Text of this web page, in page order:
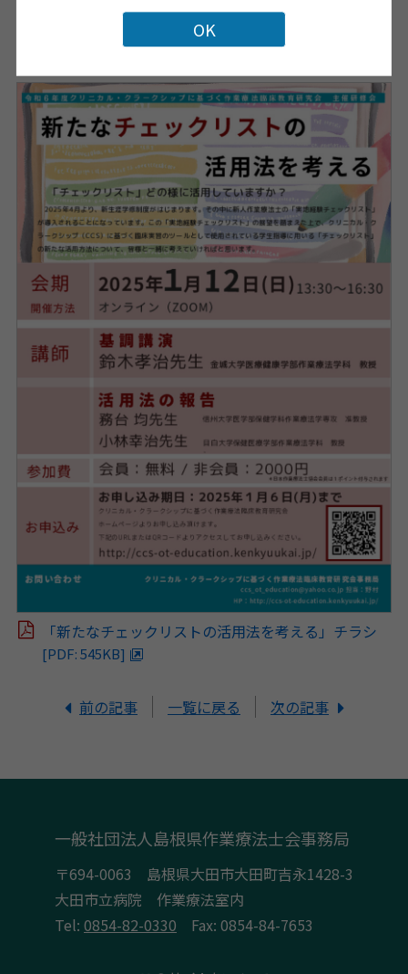
http://ccs-ot-education.kenkyuukai.jp/
「新たなチェックリストの活用法を考える」チラシ
[PDF: 545KB]
前の記事 一覧に戻る 次の記事
一般社団法人島根県作業療法士会事務局
〒694-0063 島根県大田市大田町吉永1428-3
大田市立病院 作業療法室内
Tel: 0854-82-0330 Fax: 0854-84-7653